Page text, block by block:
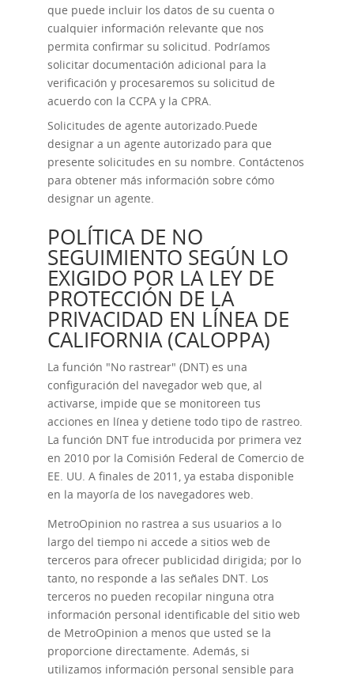
que puede incluir los datos de su cuenta o
cualquier información relevante que nos
permita confirmar su solicitud. Podríamos
solicitar documentación adicional para la
verificación y procesaremos su solicitud de
acuerdo con la CCPA y la CPRA.
Solicitudes de agente autorizado.Puede
designar a un agente autorizado para que
presente solicitudes en su nombre. Contáctenos
para obtener más información sobre cómo
designar un agente.
POLÍTICA DE NO
SEGUIMIENTO SEGÚN LO
EXIGIDO POR LA LEY DE
PROTECCIÓN DE LA
PRIVACIDAD EN LÍNEA DE
CALIFORNIA (CALOPPA)
La función "No rastrear" (DNT) es una
configuración del navegador web que, al
activarse, impide que se monitoreen tus
acciones en línea y detiene todo tipo de rastreo.
La función DNT fue introducida por primera vez
en 2010 por la Comisión Federal de Comercio de
EE. UU. A finales de 2011, ya estaba disponible
en la mayoría de los navegadores web.
MetroOpinion no rastrea a sus usuarios a lo
largo del tiempo ni accede a sitios web de
terceros para ofrecer publicidad dirigida; por lo
tanto, no responde a las señales DNT. Los
terceros no pueden recopilar ninguna otra
información personal identificable del sitio web
de MetroOpinion a menos que usted se la
proporcione directamente. Además, si
utilizamos información personal sensible para